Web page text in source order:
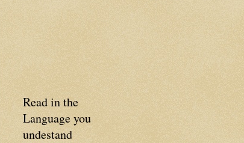
Read in the
Language you
undestand